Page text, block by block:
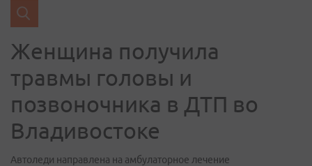
Женщина получила
травмы головы и
позвоночника в ДТП во
Владивостоке
Автоледи направлена на амбулаторное лечение